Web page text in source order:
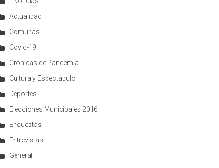
Actualidad
Comunas
Covid-19
Crónicas de Pandemia
Cultura y Espectáculo
Deportes
Elecciones Municipales 2016
Encuestas
Entrevistas
General